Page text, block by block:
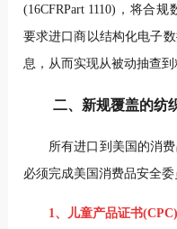
(16CFRPart 1110)，将合
要求进口商以结构化电子
息，从而实现从被动抽查
二、新规覆盖的纺
所有进口到美国的消
必须完成美国消费品安全
1、儿童产品证书(CPC)